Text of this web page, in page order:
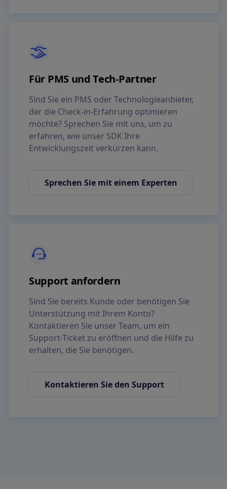
Für PMS und Tech-Partner
Sind Sie ein PMS oder Technologieanbieter,
der die Check-in-Erfahrung optimieren
möchte? Sprechen Sie mit uns, um zu
erfahren, wie unser SDK Ihre
Entwicklungszeit verkürzen kann.
Sprechen Sie mit einem Experten
Support anfordern
Sind Sie bereits Kunde oder benötigen Sie
Unterstützung mit Ihrem Konto?
Kontaktieren Sie unser Team, um ein
Support-Ticket zu eröffnen und die Hilfe zu
erhalten, die Sie benötigen.
Kontaktieren Sie den Support